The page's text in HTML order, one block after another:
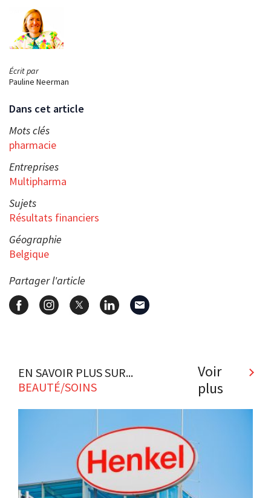
Écrit par
Pauline Neerman
Dans cet article
Mots clés
pharmacie
Entreprises
Multipharma
Sujets
Résultats financiers
Géographie
Belgique
Partager l'article
EN SAVOIR PLUS SUR...
BEAUTÉ/SOINS
Voir
plus